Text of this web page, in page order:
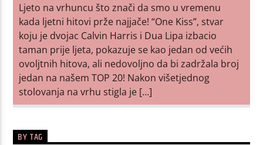
Ljeto na vrhuncu što znači da smo u vremenu
kada ljetni hitovi prže najjače! “One Kiss”, stvar
koju je dvojac Calvin Harris i Dua Lipa izbacio
taman prije ljeta, pokazuje se kao jedan od većih
ovoljtnih hitova, ali nedovoljno da bi zadržala broj
jedan na našem TOP 20! Nakon višetjednog
stolovanja na vrhu stigla je […]
BY TAG